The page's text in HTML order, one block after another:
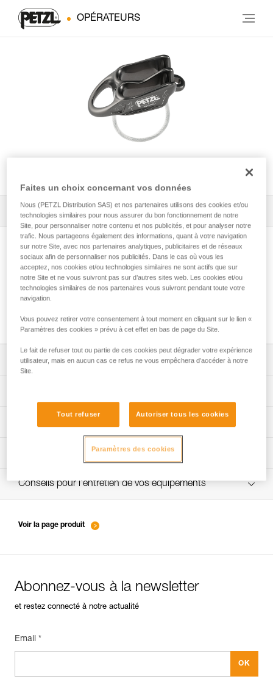
OPÉRATEURS
Tous les conseils techniques 1
Gestuelle d’assurage : avaler le mou
Télécharger la notice technique (PDF)
verif-EPI-assureur-procedure-FR
verif-EPI-assureur-suivi-FR
Conseils pour l'entretien de vos équipements
Voir la page produit
Abonnez-vous à la newsletter
et restez connecté à notre actualité
Email *
Faites un choix concernant vos données
Nous (PETZL Distribution SAS) et nos partenaires utilisons des cookies et/ou
technologies similaires pour nous assurer du bon fonctionnement de notre
Site, pour personnaliser notre contenu et nos publicités, et pour analyser notre
trafic. Nous partageons également des informations, quant à votre navigation
sur notre Site, avec nos partenaires analytiques, publicitaires et de réseaux
sociaux afin de personnaliser nos publicités. Dans le cas où vous les
acceptez, nos cookies et/ou technologies similaires ne sont actifs que sur
notre Site et ne vous suivront pas sur d’autres sites web. Les cookies et/ou
technologies similaires de nos partenaires vous suivront pendant toute votre
navigation.
Vous pouvez retirer votre consentement à tout moment en cliquant sur le lien «
Paramètres des cookies » prévu à cet effet en bas de page du Site.
Le fait de refuser tout ou partie de ces cookies peut dégrader votre expérience
utilisateur, mais en aucun cas ce refus ne vous empêchera d’accéder à notre
Site.
Tout refuser Autoriser tous les cookies
Paramètres des cookies